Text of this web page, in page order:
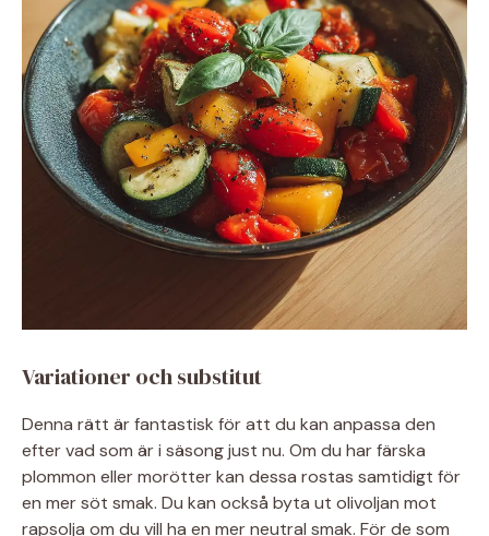
Variationer och substitut
Denna rätt är fantastisk för att du kan anpassa den
efter vad som är i säsong just nu. Om du har färska
plommon eller morötter kan dessa rostas samtidigt för
en mer söt smak. Du kan också byta ut olivoljan mot
rapsolja om du vill ha en mer neutral smak. För de som